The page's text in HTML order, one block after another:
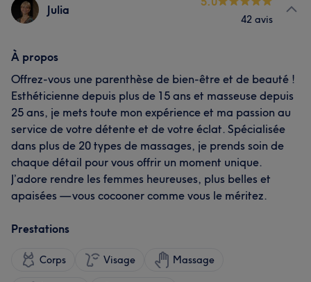
Julia
42 avis
À propos
Offrez-vous une parenthèse de bien-être et de beauté !
Esthéticienne depuis plus de 15 ans et masseuse depuis
25 ans, je mets toute mon expérience et ma passion au
service de votre détente et de votre éclat. Spécialisée
dans plus de 20 types de massages, je prends soin de
chaque détail pour vous offrir un moment unique.
J’adore rendre les femmes heureuses, plus belles et
apaisées — vous cocooner comme vous le méritez.
Prestations
Corps Visage Massage